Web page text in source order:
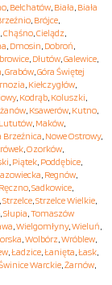
, Bełchatów, Biała, Biała
, Brójce,
,Chąśno,Cielądz,
, Dmosin, Dobroń,
, Dłutów,Galewice,
,Grabów,Góra Świętej
, Kiełczygłów,
, Kodrąb, Koluszki,
, Ksawerów, Kutno,
Lututów, Maków,
Brzeźnica, Nowe Ostrowy,
,Ozorków,
, Piątek, Poddębice,
, Regnów,
Ręczno,Sadkowice,
,Strzelce,Strzelce Wielkie,
,Słupia,Tomaszów
,Wielgomłyny,Wieluń,
,Wolbórz,Wróblew,
,Ładzice,Łanięta,Łask,
Warckie,Żarnów,